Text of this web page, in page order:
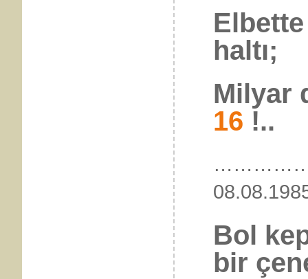
haltı;
Milyar
16 !..
Bol
bir